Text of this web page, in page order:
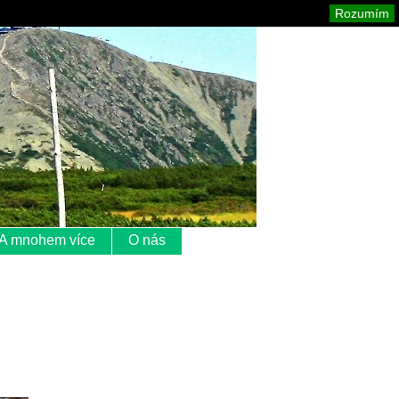
mnohem více
O nás
Rozumím